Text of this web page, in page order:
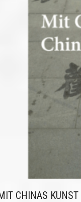
CHINAS